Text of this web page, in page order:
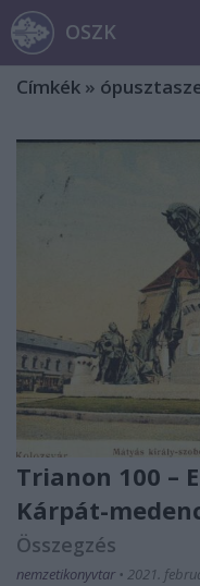
OSZK
Címkék »
Trianon 100 –
Kárpát-
Összegzés
nemzetikonyvtar • 2021.